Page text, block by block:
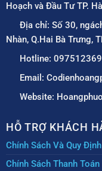
Hoạch và Đầu Tư TP.
Địa chỉ: Số 30,
Nhàn, Q.Hai Bà Trưng,
Hotline:
Email:
Website:
HỖ TRỢ KHÁCH
Chính Sách Và Quy Định
Chính Sách Thanh Toán